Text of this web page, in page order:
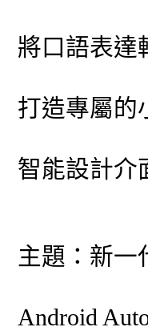
將口語表達
打造專屬的
智能設計介
主題：新一
Android